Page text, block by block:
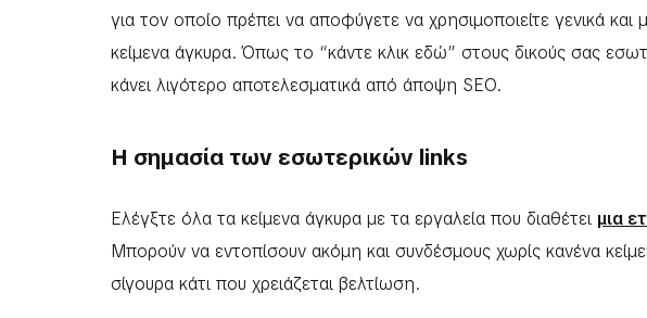
για τον οποίο πρέπει να αποφύγετε να χρησιμοποιείτε γενικά και
κείμενα άγκυρα. Όπως το “κάντε κλικ εδώ” στους δικούς σας
κάνει λιγότερο αποτελεσματικά από άποψη SEO.
Η σημασία των εσωτερικών links
Ελέγξτε όλα τα κείμενα άγκυρα με τα εργαλεία που διαθέτει μια
Μπορούν να εντοπίσουν ακόμη και συνδέσμους χωρίς κανένα
σίγουρα κάτι που χρειάζεται βελτίωση.